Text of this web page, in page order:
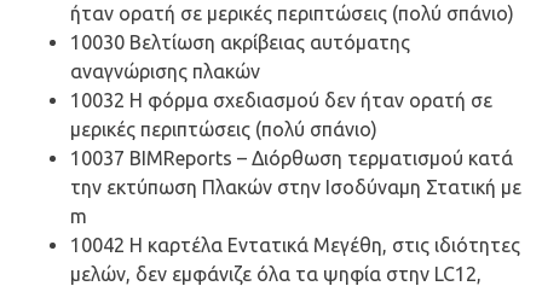
ήταν ορατή σε μερικές περιπτώσεις (πολύ σπάνιο)
10030 Βελτίωση ακρίβειας αυτόματης
αναγνώρισης πλακών
10032 Η φόρμα σχεδιασμού δεν ήταν ορατή σε
μερικές περιπτώσεις (πολύ σπάνιο)
10037 BIMReports – Διόρθωση τερματισμού κατά
την εκτύπωση Πλακών στην Ισοδύναμη Στατική με
m
10042 Η καρτέλα Εντατικά Μεγέθη, στις ιδιότητες
μελών, δεν εμφάνιζε όλα τα ψηφία στην LC12,